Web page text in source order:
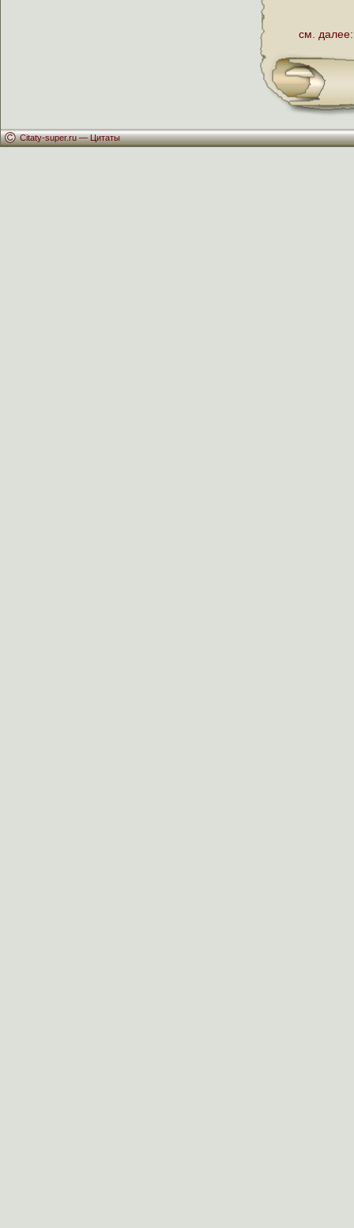
см. далее:
Citaty-super.ru —Цитаты